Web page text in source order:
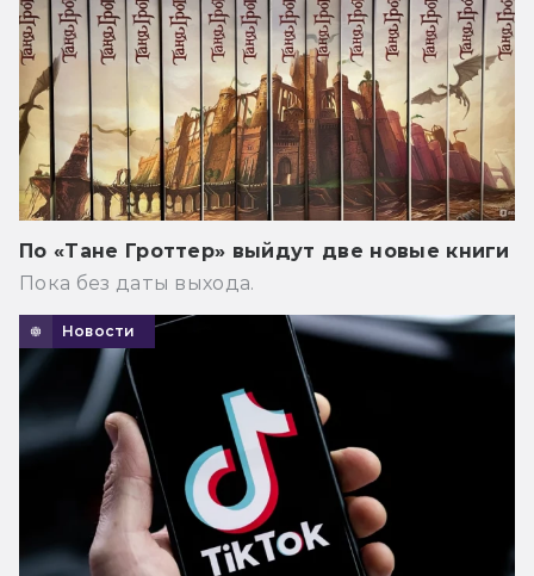
По «Тане Гроттер» выйдут две новые книги
Пока без даты выхода.
Новости